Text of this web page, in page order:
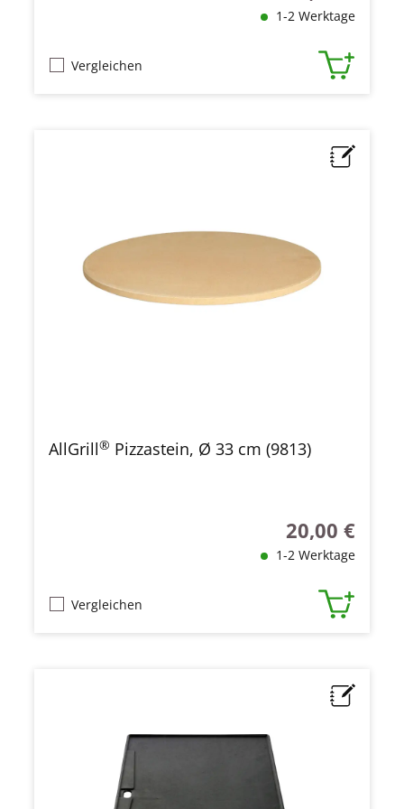
1-2 Werktage
Vergleichen
AllGrill® Pizzastein, Ø 33 cm (9813)
Regulärer Preis:
20,00 €
1-2 Werktage
Vergleichen